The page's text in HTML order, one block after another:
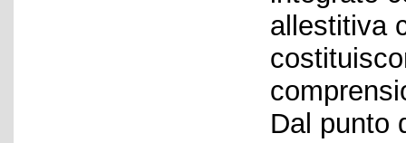
allestitiva
Dal punto